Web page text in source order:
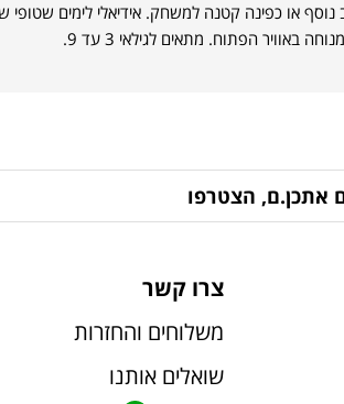
נוסף או כפינה קטנה למשחק. אידיאלי לימים
באוויר הפתוח. מתאים לגילאי 3 עד 9.
אתכן.ם, הצטרפו
צרו קשר
משלוחים והחזרות
שואלים אותנו